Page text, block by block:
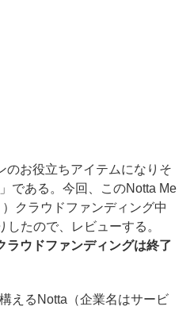
お役立ちアイテムになりそ
である。今回、このNotta Me
クラウドファンディング中
たので、レビューする。
ラウドファンディングは終了
えるNotta（企業名はサービ